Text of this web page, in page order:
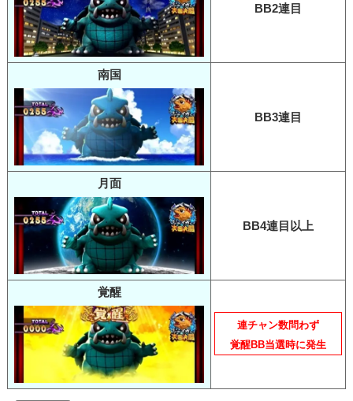
BB2連目
南国
BB3連目
月面
BB4連目以上
覚醒
連チャン数問わず
覚醒BB当選時に発生